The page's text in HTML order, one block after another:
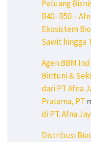
Peluang
B40–B50 –
Ekosistem
Sawit hingga
Agen BBM
Bintuni &
dari PT Afna
Pratama, PT
di PT. Afna
Distribusi